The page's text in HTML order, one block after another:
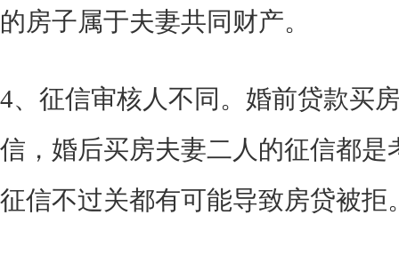
的房子属于夫妻共同财产。
4、征信审核人不同。婚前贷款买
信，婚后买房夫妻二人的征信都是
征信不过关都有可能导致房贷被拒